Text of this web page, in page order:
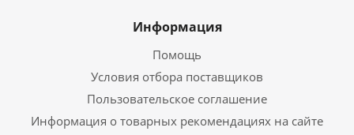
Информация
Помощь
Условия отбора поставщиков
Пользовательское соглашение
Информация о товарных рекомендациях на сайте